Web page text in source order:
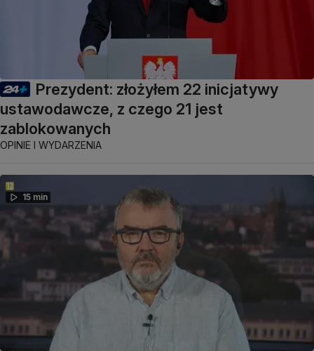
Prezydent: złożyłem 22 inicjatywy
ustawodawcze, z czego 21 jest
zablokowanych
OPINIE I WYDARZENIA
15 min